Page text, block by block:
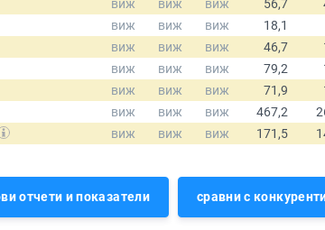
отчети и показатели сравни с